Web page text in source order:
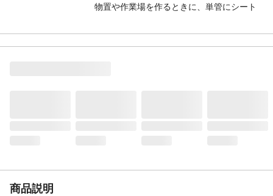
物置や作業場を作るときに、単管にシート
入数
10
商品説明